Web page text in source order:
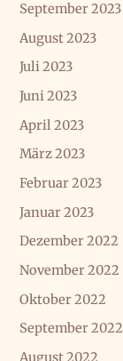
September 2023
August 2023
Juli 2023
Juni 2023
April 2023
März 2023
Februar 2023
Januar 2023
Dezember 2022
November 2022
Oktober 2022
September 2022
August 2022